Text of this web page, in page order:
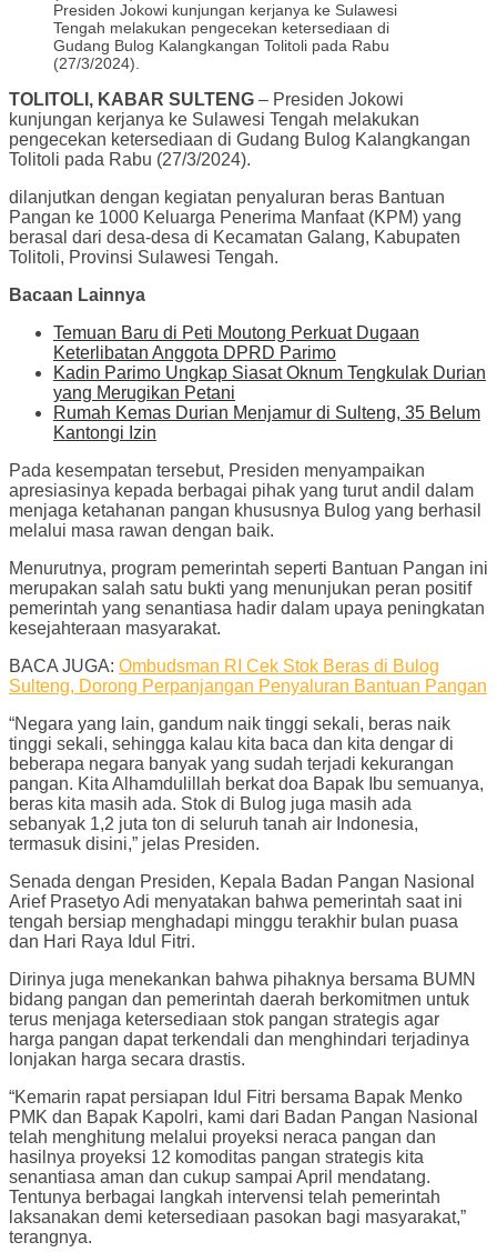
Presiden Jokowi kunjungan kerjanya ke Sulawesi
Tengah melakukan pengecekan ketersediaan di
Gudang Bulog Kalangkangan Tolitoli pada Rabu
(27/3/2024).
TOLITOLI, KABAR SULTENG – Presiden Jokowi
kunjungan kerjanya ke Sulawesi Tengah melakukan
pengecekan ketersediaan di Gudang Bulog Kalangkangan
Tolitoli pada Rabu (27/3/2024).
dilanjutkan dengan kegiatan penyaluran beras Bantuan
Pangan ke 1000 Keluarga Penerima Manfaat (KPM) yang
berasal dari desa-desa di Kecamatan Galang, Kabupaten
Tolitoli, Provinsi Sulawesi Tengah.
Bacaan Lainnya
Temuan Baru di Peti Moutong Perkuat Dugaan
Keterlibatan Anggota DPRD Parimo
Kadin Parimo Ungkap Siasat Oknum Tengkulak Durian
yang Merugikan Petani
Rumah Kemas Durian Menjamur di Sulteng, 35 Belum
Kantongi Izin
Pada kesempatan tersebut, Presiden menyampaikan
apresiasinya kepada berbagai pihak yang turut andil dalam
menjaga ketahanan pangan khususnya Bulog yang berhasil
melalui masa rawan dengan baik.
Menurutnya, program pemerintah seperti Bantuan Pangan ini
merupakan salah satu bukti yang menunjukan peran positif
pemerintah yang senantiasa hadir dalam upaya peningkatan
kesejahteraan masyarakat.
BACA JUGA: Ombudsman RI Cek Stok Beras di Bulog
Sulteng, Dorong Perpanjangan Penyaluran Bantuan Pangan
“Negara yang lain, gandum naik tinggi sekali, beras naik
tinggi sekali, sehingga kalau kita baca dan kita dengar di
beberapa negara banyak yang sudah terjadi kekurangan
pangan. Kita Alhamdulillah berkat doa Bapak Ibu semuanya,
beras kita masih ada. Stok di Bulog juga masih ada
sebanyak 1,2 juta ton di seluruh tanah air Indonesia,
termasuk disini,” jelas Presiden.
Senada dengan Presiden, Kepala Badan Pangan Nasional
Arief Prasetyo Adi menyatakan bahwa pemerintah saat ini
tengah bersiap menghadapi minggu terakhir bulan puasa
dan Hari Raya Idul Fitri.
Dirinya juga menekankan bahwa pihaknya bersama BUMN
bidang pangan dan pemerintah daerah berkomitmen untuk
terus menjaga ketersediaan stok pangan strategis agar
harga pangan dapat terkendali dan menghindari terjadinya
lonjakan harga secara drastis.
“Kemarin rapat persiapan Idul Fitri bersama Bapak Menko
PMK dan Bapak Kapolri, kami dari Badan Pangan Nasional
telah menghitung melalui proyeksi neraca pangan dan
hasilnya proyeksi 12 komoditas pangan strategis kita
senantiasa aman dan cukup sampai April mendatang.
Tentunya berbagai langkah intervensi telah pemerintah
laksanakan demi ketersediaan pasokan bagi masyarakat,”
terangnya.